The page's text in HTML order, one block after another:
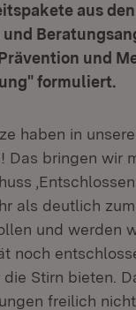
aus
und
formuliert.
haben in
Das bringen wir
als deutlich
und werden
noch
Stirn bieten.
freilich